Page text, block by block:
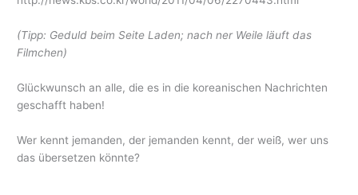
(Tipp: Geduld beim Seite Laden; nach ner Weile läuft das
Filmchen)
Glückwunsch an alle, die es in die koreanischen Nachrichten
geschafft haben!
Wer kennt jemanden, der jemanden kennt, der weiß, wer uns
das übersetzen könnte?